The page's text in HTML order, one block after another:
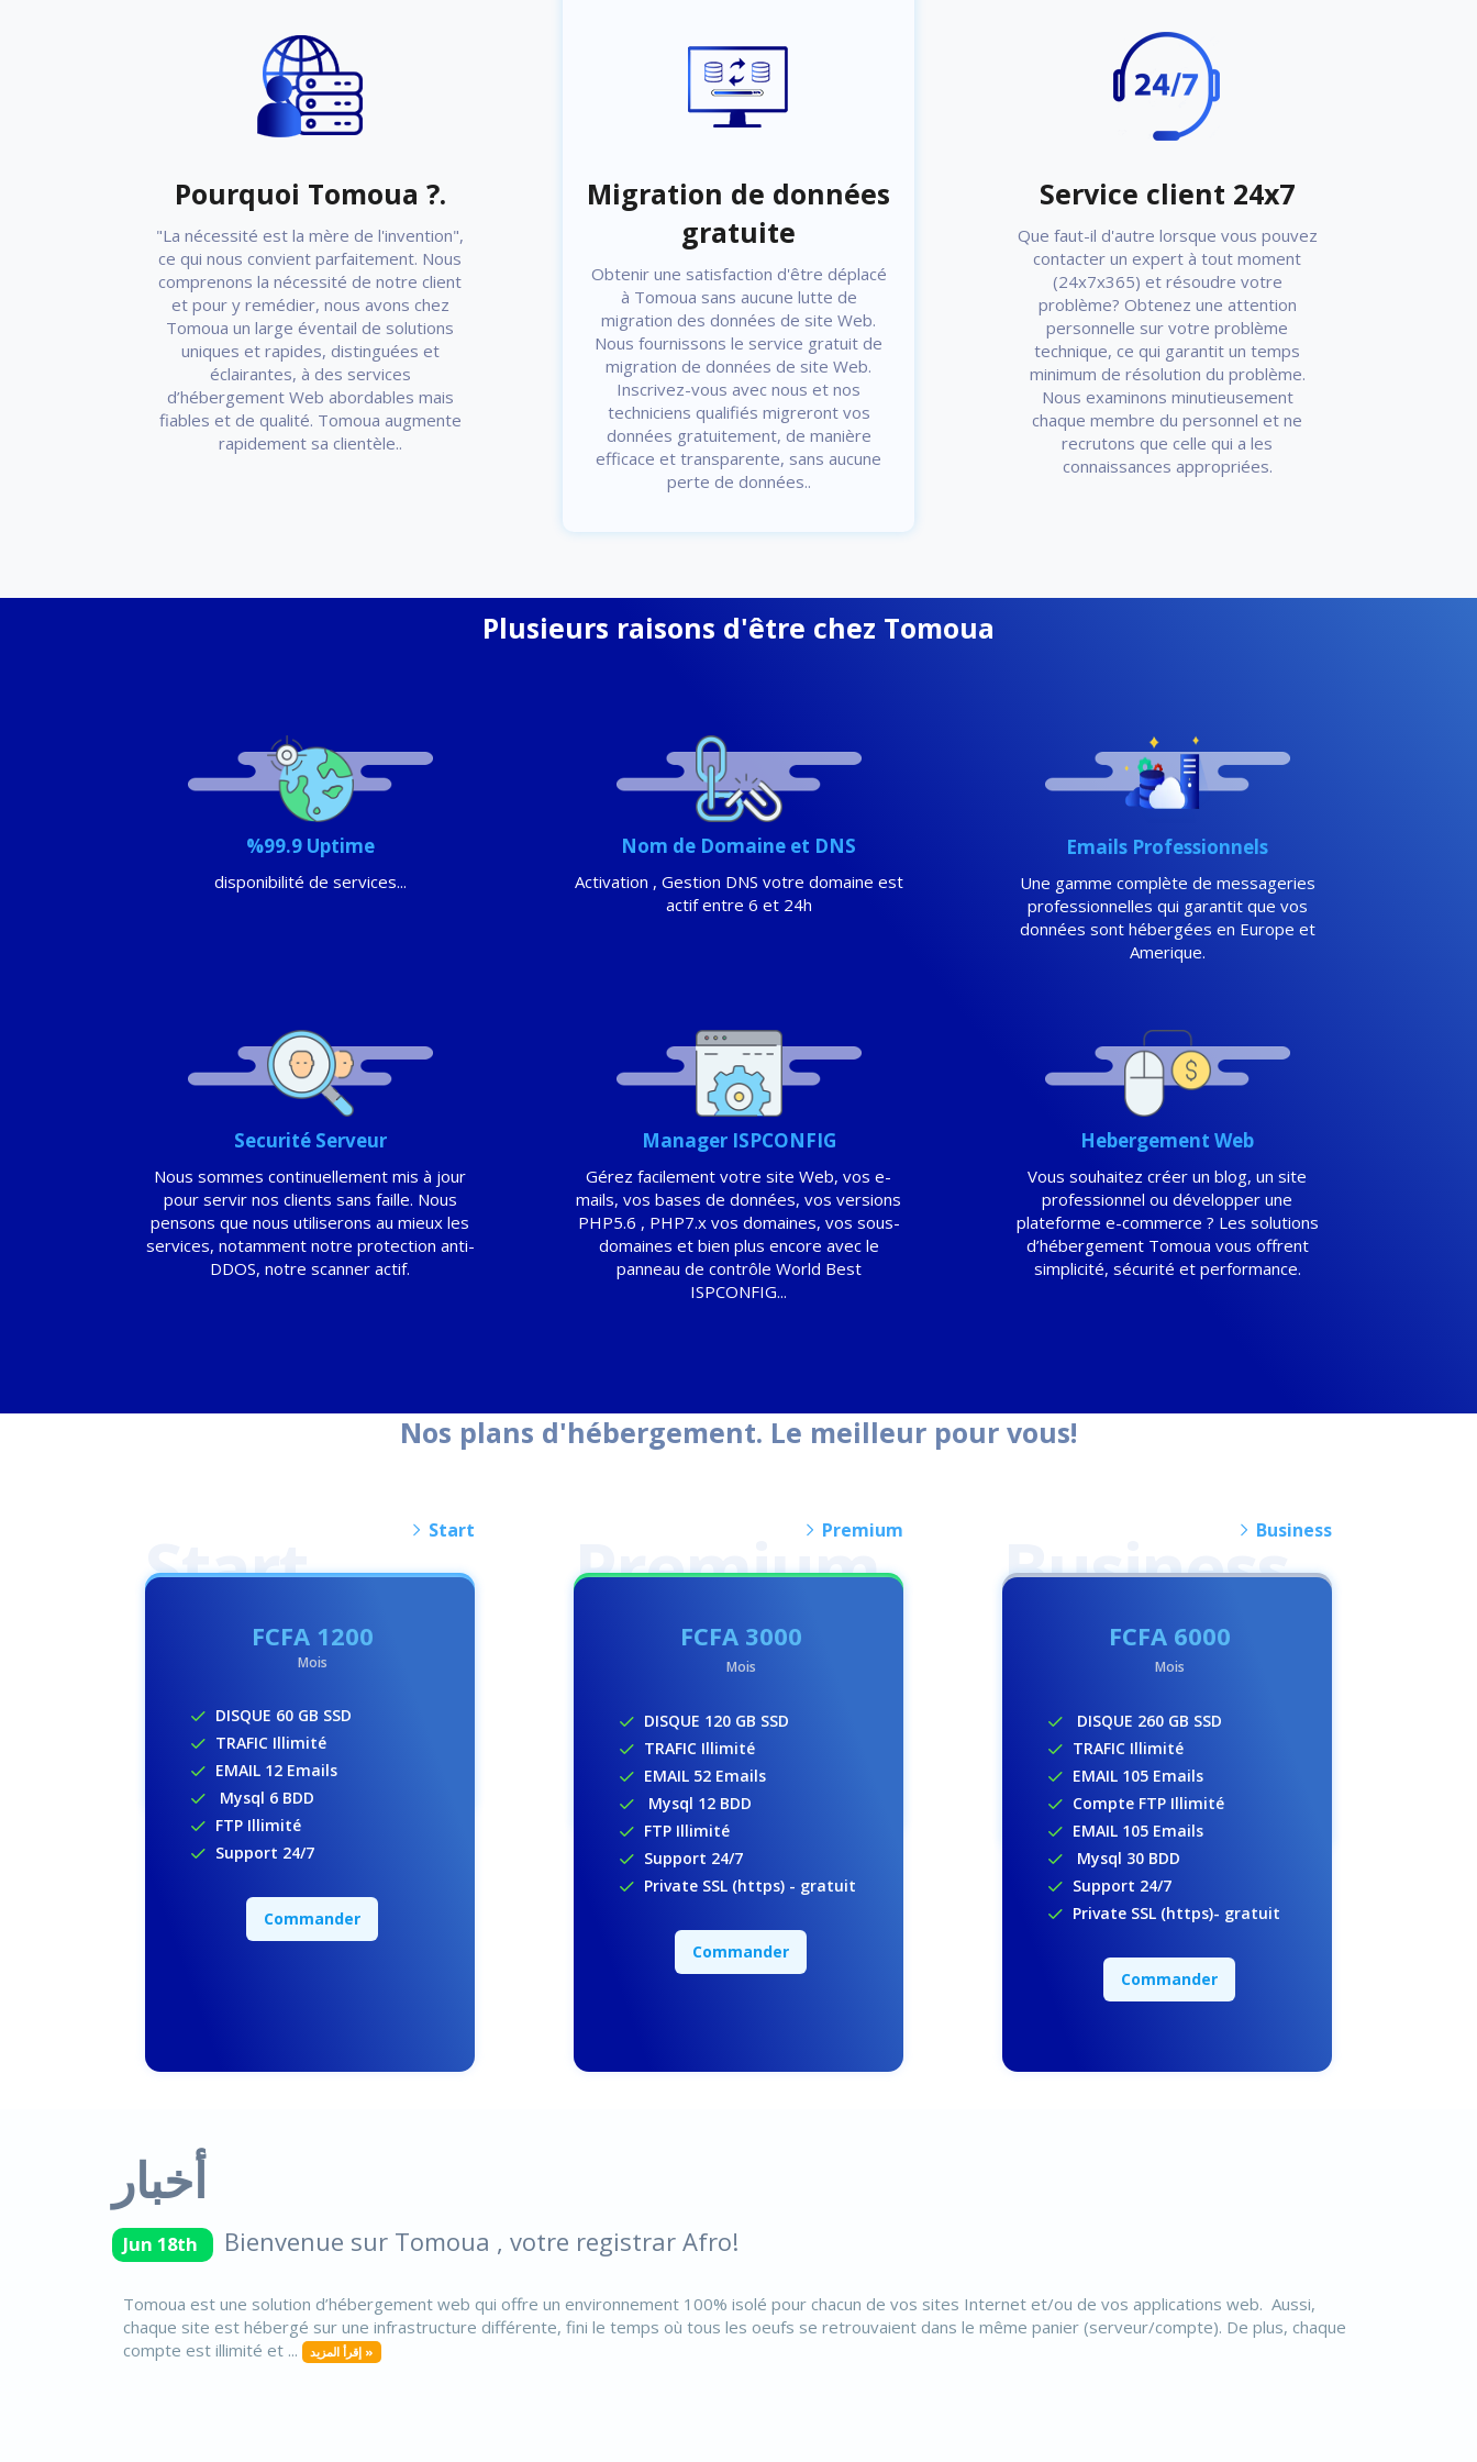
Pourquoi Tomoua ?.
"La nécessité est la mère de l'invention",
ce qui nous convient parfaitement. Nous
comprenons la nécessité de notre client
et pour y remédier, nous avons chez
Tomoua un large éventail de solutions
uniques et rapides, distinguées et
éclairantes, à des services
d’hébergement Web abordables mais
fiables et de qualité. Tomoua augmente
rapidement sa clientèle..
Migration de données
gratuite
Obtenir une satisfaction d'être déplacé
à Tomoua sans aucune lutte de
migration des données de site Web.
Nous fournissons le service gratuit de
migration de données de site Web.
Inscrivez-vous avec nous et nos
techniciens qualifiés migreront vos
données gratuitement, de manière
efficace et transparente, sans aucune
perte de données..
Service client 24x7
Que faut-il d'autre lorsque vous pouvez
contacter un expert à tout moment
(24x7x365) et résoudre votre
problème? Obtenez une attention
personnelle sur votre problème
technique, ce qui garantit un temps
minimum de résolution du problème.
Nous examinons minutieusement
chaque membre du personnel et ne
recrutons que celle qui a les
connaissances appropriées.
Plusieurs raisons d'être chez Tomoua
%99.9 Uptime
disponibilité de services...
Nom de Domaine et DNS
Activation , Gestion DNS votre domaine est
actif entre 6 et 24h
Emails Professionnels
Une gamme complète de messageries
professionnelles qui garantit que vos
données sont hébergées en Europe et
Amerique.
Securité Serveur
Nous sommes continuellement mis à jour
pour servir nos clients sans faille. Nous
pensons que nous utiliserons au mieux les
services, notamment notre protection anti-
DDOS, notre scanner actif.
Manager ISPCONFIG
Gérez facilement votre site Web, vos e-
mails, vos bases de données, vos versions
PHP5.6 , PHP7.x vos domaines, vos sous-
domaines et bien plus encore avec le
panneau de contrôle World Best
ISPCONFIG...
Hebergement Web
Vous souhaitez créer un blog, un site
professionnel ou développer une
plateforme e-commerce ? Les solutions
d’hébergement Tomoua vous offrent
simplicité, sécurité et performance.
Nos plans d'hébergement. Le meilleur pour vous!
Start
FCFA1200
Mois
DISQUE 60 GB SSD
TRAFIC Illimité
EMAIL 12 Emails
Mysql 6 BDD
FTP Illimité
Support 24/7
Commander
Premium
FCFA3000
Mois
DISQUE 120 GB SSD
TRAFIC Illimité
EMAIL 52 Emails
Mysql 12 BDD
FTP Illimité
Support 24/7
Private SSL (https) - gratuit
Commander
Business
FCFA6000
Mois
DISQUE 260 GB SSD
TRAFIC Illimité
EMAIL 105 Emails
Compte FTP Illimité
EMAIL 105 Emails
Mysql 30 BDD
Support 24/7
Private SSL (https)- gratuit
Commander
أخبار
Jun 18th Bienvenue sur Tomoua , votre registrar Afro!
Tomoua est une solution d’hébergement web qui offre un environnement 100% isolé pour chacun de vos sites Internet et/ou de vos applications web. Aussi,
chaque site est hébergé sur une infrastructure différente, fini le temps où tous les oeufs se retrouvaient dans le même panier (serveur/compte). De plus, chaque
compte est illimité et ...
إقرأ المزيد »